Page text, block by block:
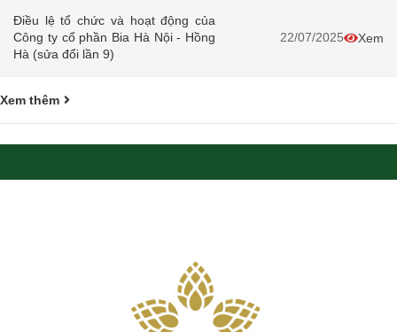
Điều lệ tổ chức và hoạt động của
Công ty cổ phần Bia Hà Nội - Hồng
Hà (sửa đổi lần 9)
22/07/2025 Xem
Xem thêm